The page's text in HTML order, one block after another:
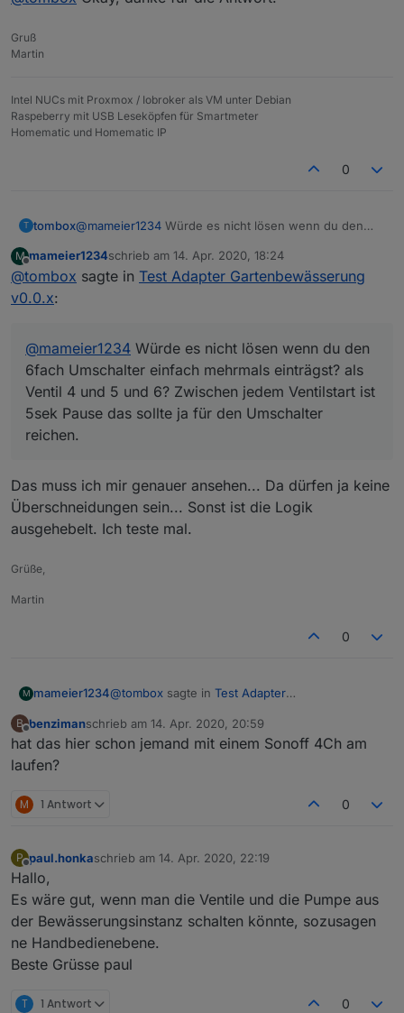
wird wieder das Ventil aufgemacht, die Feder
Gruß
Martin
Intel NUCs mit Proxmox / Iobroker als VM unter Debian
Raspeberry mit USB Leseköpfen für Smartmeter
Homematic und Homematic IP
0
T tombox@mameier1234 Würde es nicht lösen wenn du den
Ventil 4 und 5 und 6? Zwischen jedem Ventilstart ist
5sek Pause das sollte ja für den Umschalter reichen.
M
Offline
mameier1234schrieb am 14. Apr. 2020, 18:24
zuletzt editiert von
@tombox sagte in Test Adapter Gartenbewässerung
v0.0.x:
@mameier1234 Würde es nicht lösen wenn du den
6fach Umschalter einfach mehrmals einträgst? als
Ventil 4 und 5 und 6? Zwischen jedem Ventilstart ist
5sek Pause das sollte ja für den Umschalter
reichen.
Das muss ich mir genauer ansehen... Da dürfen ja keine
Überschneidungen sein... Sonst ist die Logik
ausgehebelt. Ich teste mal.
Grüße,
Martin
0
M mameier1234@tombox sagte in Test Adapter
@ mameier1234Würde es nicht lösen wenn
das sollte ja für den Umschalter reichen.
B
Offline
benzimanschrieb am 14. Apr. 2020, 20:59
zuletzt editiert von
hat das hier schon jemand mit einem Sonoff 4Ch am
laufen?
M 1 Antwort 0
P
Offline
paul.honkaschrieb am 14. Apr. 2020, 22:19
zuletzt editiert von
Hallo,
Es wäre gut, wenn man die Ventile und die Pumpe aus
der Bewässerungsinstanz schalten könnte, sozusagen
ne Handbedienebene.
Beste Grüsse paul
T 1 Antwort 0